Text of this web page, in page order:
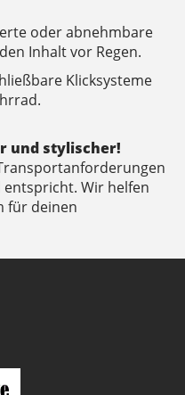
oder abnehmbare
Inhalt vor Regen.
Klicksysteme
und stylischer!
Wir helfen
für deinen